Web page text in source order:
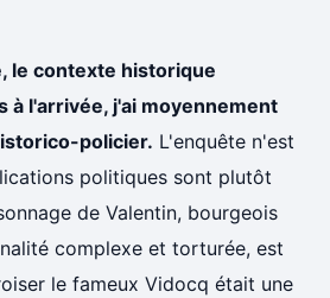
le contexte historique
à l'arrivée, j'ai moyennement
policier. L'enquête n'est
politiques sont plutôt
de Valentin, bourgeois
complexe et torturée, est
le fameux Vidocq était une